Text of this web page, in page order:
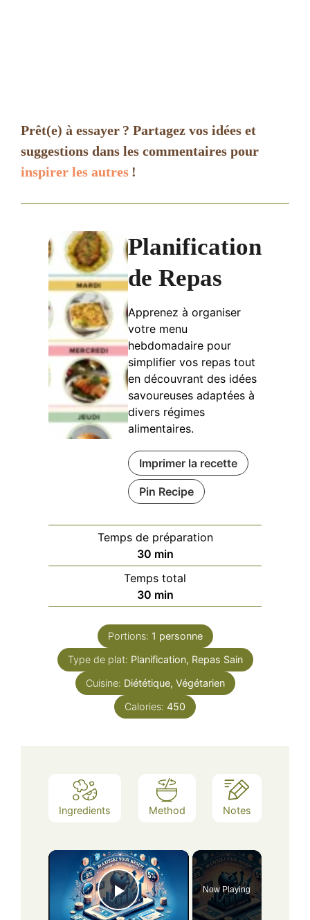
Prêt(e) à essayer ? Partagez vos idées et
suggestions dans les commentaires pour
inspirer les autres !
Planification
de Repas
Apprenez à organiser
votre menu
hebdomadaire pour
simplifier vos repas tout
en découvrant des idées
savoureuses adaptées à
divers régimes
alimentaires.
Imprimer la recette
Pin Recipe
Temps de préparation
30minutes
min
Temps total
30minutes
min
Portions: 1 personne
Type de plat: Planification, Repas Sain
Cuisine: Diététique, Végétarien
Calories: 450
Ingredients Method Notes
×
Play Video
Now Playing